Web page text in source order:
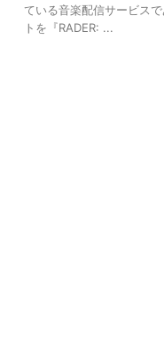
ている音楽配信サービス
トを『RADER: ...